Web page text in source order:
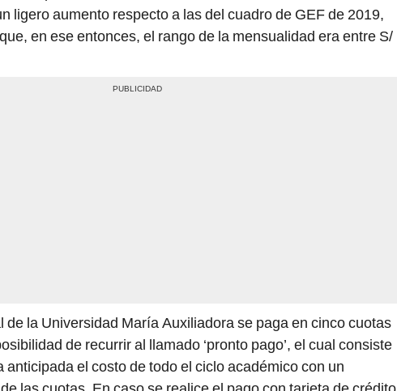
ligero aumento respecto a las del cuadro de GEF de 2019,
en ese entonces, el rango de la mensualidad era entre S/
de la Universidad María Auxiliadora se paga en cinco cuotas
de recurrir al llamado ‘pronto pago’, el cual consiste
anticipada el costo de todo el ciclo académico con un